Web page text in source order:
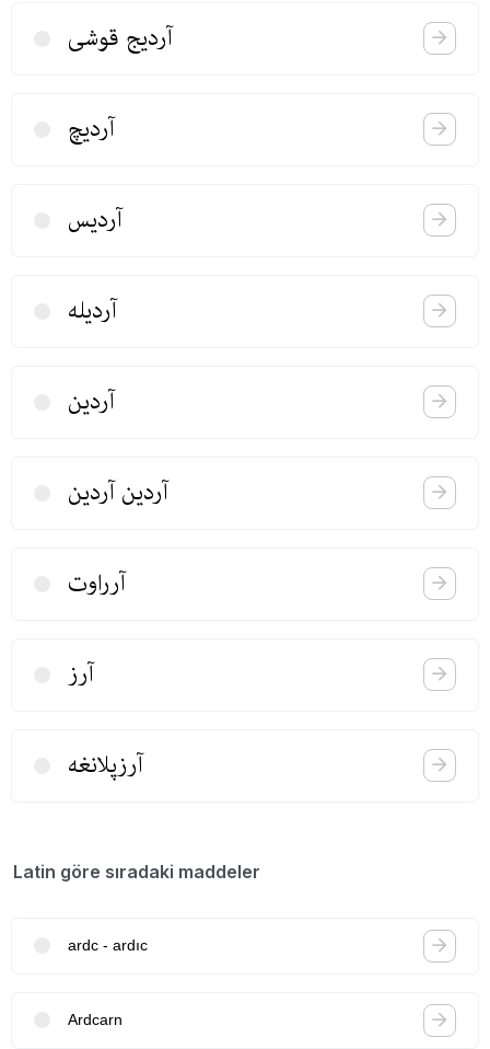
آردیج قوشی
آردیچ
آردیس
آردیله
آردین
آردین آردین
آرراوت
آرز
آرزپلانغه
Latin göre sıradaki maddeler
ardc - ardıc
Ardcarn